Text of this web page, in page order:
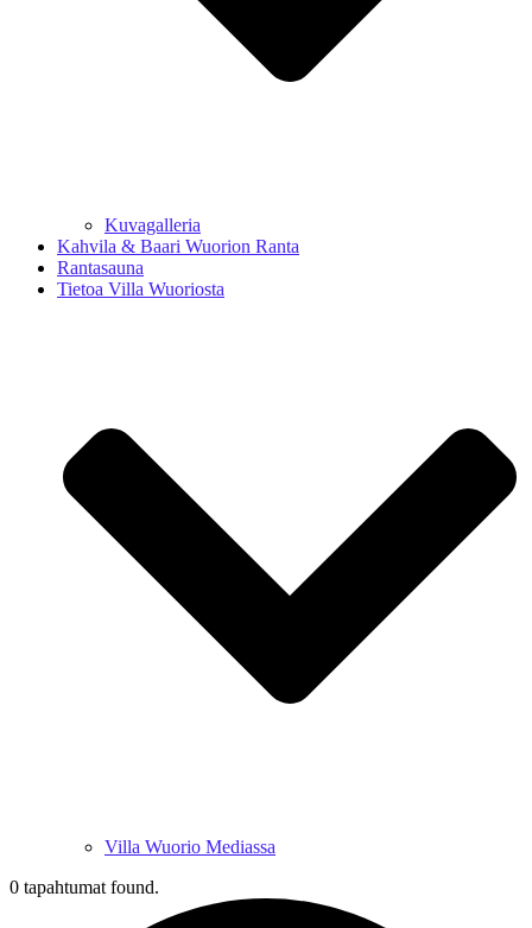
Kuvagalleria
Kahvila & Baari Wuorion Ranta
Rantasauna
Tietoa Villa Wuoriosta
Villa Wuorio Mediassa
0 tapahtumat found.